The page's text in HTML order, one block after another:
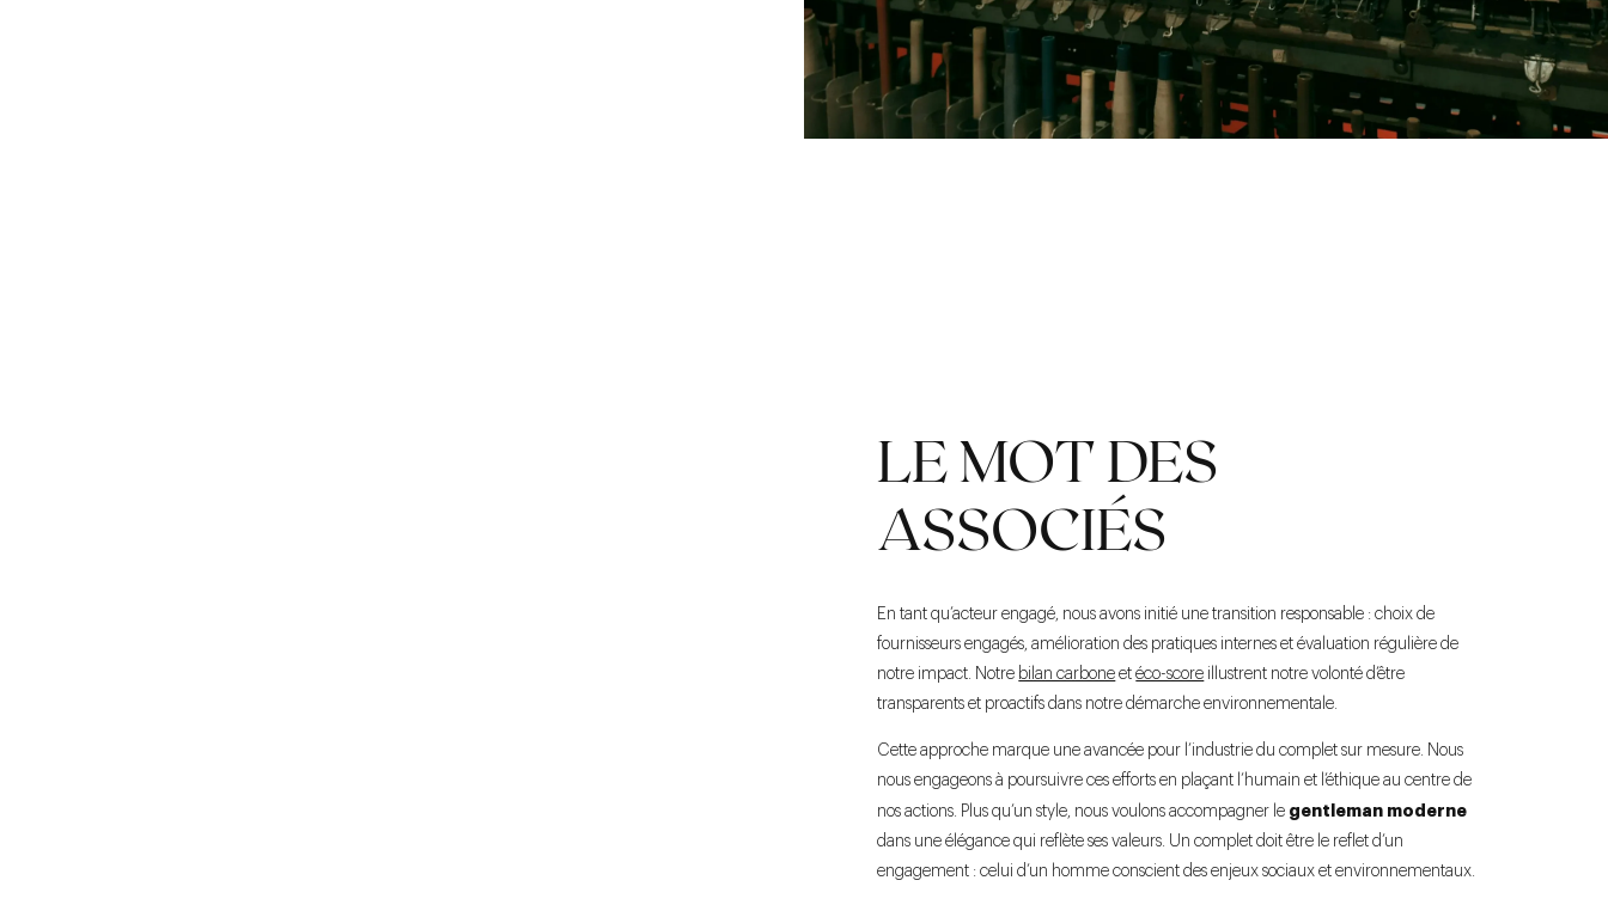
LE MOT DES
ASSOCIÉS
En tant qu’acteur engagé, nous avons initié une transition responsable : choix de
fournisseurs engagés, amélioration des pratiques internes et évaluation régulière de
notre impact. Notre bilan carbone etéco-score illustrent notre volonté d’être
transparents et proactifs dans notre démarche environnementale.
Cette approche marque une avancée pour l’industrie du complet sur mesure. Nous
nous engageons à poursuivre ces efforts en plaçant l’humain et l’éthique au centre de
nos actions. Plus qu’un style, nous voulons accompagner le gentleman moderne
dans une élégance qui reflète ses valeurs. Un complet doit être le reflet d’un
engagement : celui d’un homme conscient des enjeux sociaux et environnementaux.